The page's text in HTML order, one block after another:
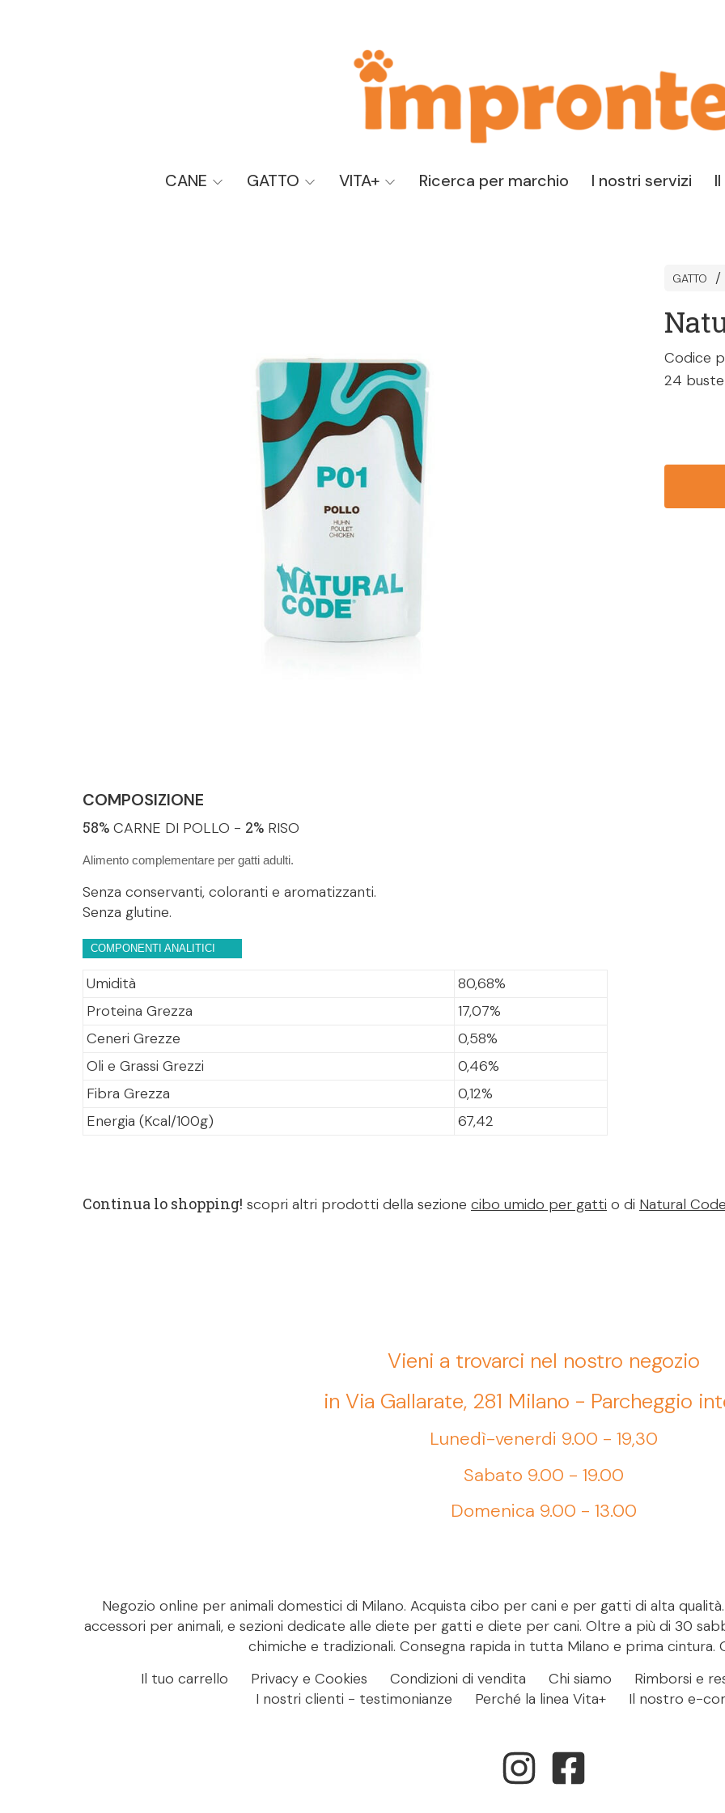
CANE GATTO VITA+ Ricerca per marchio I nostri servizi
COMPOSIZIONE
58% CARNE DI POLLO - 2% RISO
Alimento complementare per gatti adulti.
Senza conservanti, coloranti e aromatizzanti.
Senza glutine.
COMPONENTI ANALITICI
Umidità
80,68%
Proteina Grezza
17,07%
Ceneri Grezze
0,58%
Oli e Grassi Grezzi
0,46%
Fibra Grezza
0,12%
Energia (Kcal/100g)
67,42
GATTO
Codice
24
Continua lo shopping! scopri altri prodotti della sezione cibo umido per gatti o di Natural Code
Vieni a trovarci nel nostro negozio
in Via Gallarate, 281 Milano - Parcheggio
Lunedì-venerdi 9.00 - 19,30
Sabato 9.00 - 19.00
Domenica 9.00 - 13.00
Negozio online per animali domestici di Milano. Acquista cibo per cani e per gatti di alta
accessori per animali, e sezioni dedicate alle diete per gatti e diete per cani. Oltre a più di 30
chimiche e tradizionali. Consegna rapida in tutta Milano e prima cintura.
Il tuo carrello
Privacy e Cookies Condizioni di vendita Chi siamo Rimborsi e
I nostri clienti - testimonianze
Perché la linea Vita+ Il nostro e-